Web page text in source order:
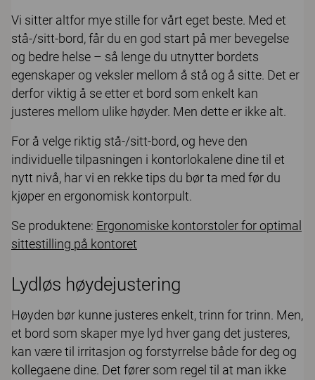
Vi sitter altfor mye stille for vårt eget beste. Med et
stå-/sitt-bord, får du en god start på mer bevegelse
og bedre helse – så lenge du utnytter bordets
egenskaper og veksler mellom å stå og å sitte. Det er
derfor viktig å se etter et bord som enkelt kan
justeres mellom ulike høyder. Men dette er ikke alt.
For å velge riktig stå-/sitt-bord, og heve den
individuelle tilpasningen i kontorlokalene dine til et
nytt nivå, har vi en rekke tips du bør ta med før du
kjøper en ergonomisk kontorpult.
Se produktene: Ergonomiske kontorstoler for optimal
sittestilling på kontoret
Lydløs høydejustering
Høyden bør kunne justeres enkelt, trinn for trinn. Men,
et bord som skaper mye lyd hver gang det justeres,
kan være til irritasjon og forstyrrelse både for deg og
kollegaene dine. Det fører som regel til at man ikke